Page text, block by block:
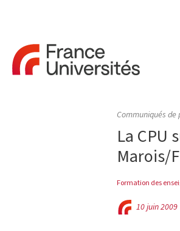
Communiqués de
La CPU
Marois/
Formation des
10 juin 2009